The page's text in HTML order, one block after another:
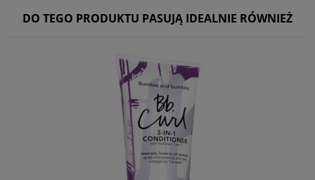
DO TEGO PRODUKTU PASUJĄ IDEALNIE RÓWNIEŻ